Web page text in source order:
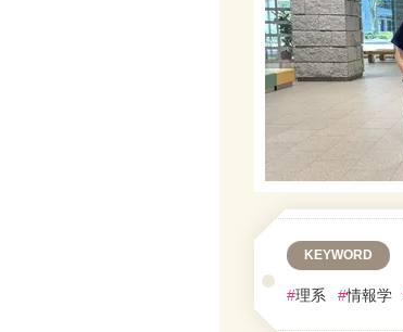
KEYWORD
#理系 #情報学